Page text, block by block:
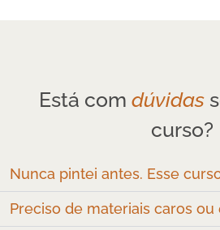
Está com dúvidas
curso?
Nunca pintei antes. Esse
Preciso de materiais caros ou